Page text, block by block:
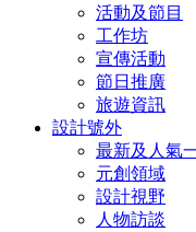
活動及節目
工作坊
宣傳活動
節日推廣
旅遊資訊
設計號外
最新及人氣
元創領域
設計視野
人物訪談